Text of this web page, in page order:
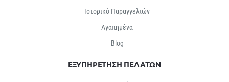
Ιστορικό Παραγγελιών
Αγαπημένα
Βlog
ΕΞΥΠΗΡΕΤΗΣΗ ΠΕΛΑΤΩΝ